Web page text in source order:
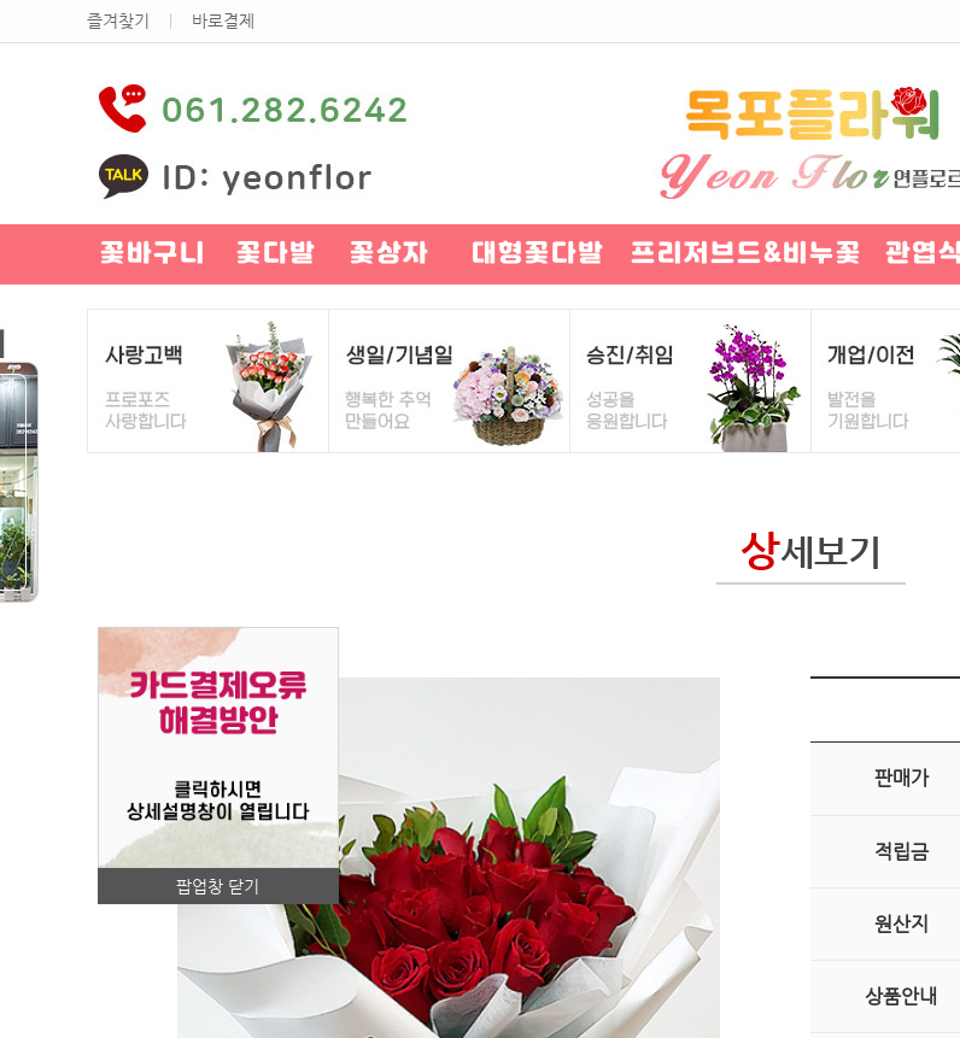
즐겨찾기 바로결제
꽃바구니 꽃다발 꽃상자 대형꽃다발 프리저브드&비누꽃 관엽
상세보기
판매가
적립금
원산지
상품안내
팝업창 닫기